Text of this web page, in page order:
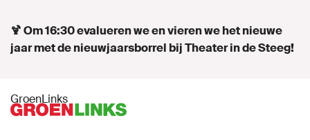
🍹 Om 16:30 evalueren we en vieren we het nieuwe
jaar met de nieuwjaarsborrel bij Theater in de Steeg!
GroenLinks